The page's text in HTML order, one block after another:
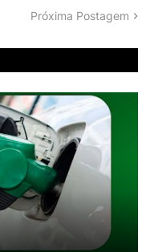
Próxima Postagem